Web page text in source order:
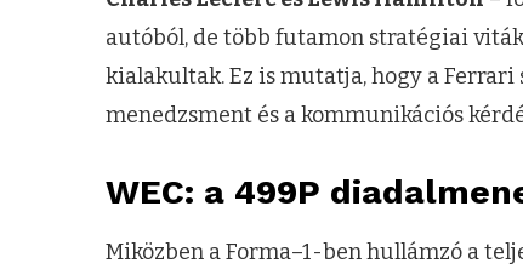
autóból, de több futamon stratégiai
kialakultak. Ez is mutatja, hogy a
menedzsment és a kommunikációs
WEC: a 499P
Miközben a Forma–1-ben hullámzó a